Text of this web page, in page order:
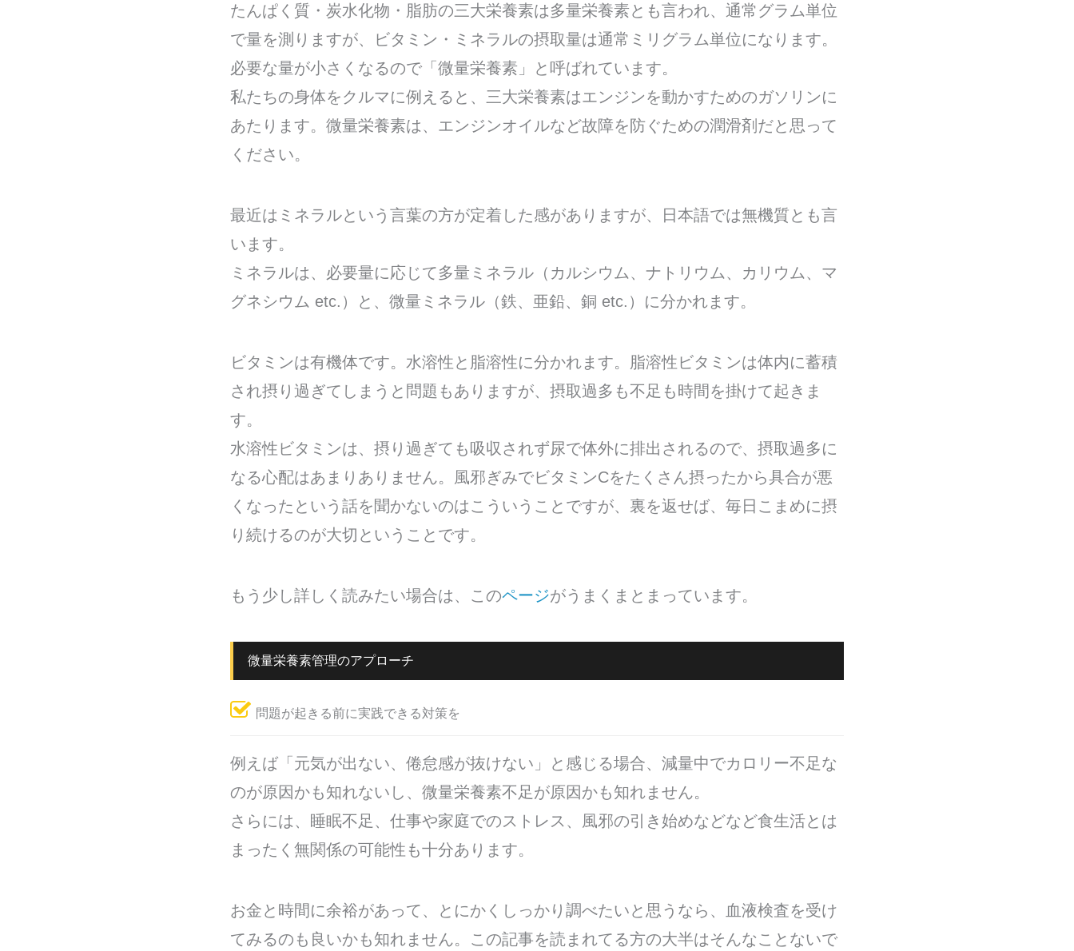
たんぱく質・炭水化物・脂肪の三大栄養素は多量栄養素とも言われ、通常グラム単位
で量を測りますが、ビタミン・ミネラルの摂取量は通常ミリグラム単位になります。
必要な量が小さくなるので「微量栄養素」と呼ばれています。
私たちの身体をクルマに例えると、三大栄養素はエンジンを動かすためのガソリンに
あたります。微量栄養素は、エンジンオイルなど故障を防ぐための潤滑剤だと思って
ください。
最近はミネラルという言葉の方が定着した感がありますが、日本語では無機質とも言
います。
ミネラルは、必要量に応じて多量ミネラル（カルシウム、ナトリウム、カリウム、マ
グネシウム etc.）と、微量ミネラル（鉄、亜鉛、銅 etc.）に分かれます。
ビタミンは有機体です。水溶性と脂溶性に分かれます。脂溶性ビタミンは体内に蓄積
され摂り過ぎてしまうと問題もありますが、摂取過多も不足も時間を掛けて起きま
す。
水溶性ビタミンは、摂り過ぎても吸収されず尿で体外に排出されるので、摂取過多に
なる心配はあまりありません。風邪ぎみでビタミンCをたくさん摂ったから具合が悪
くなったという話を聞かないのはこういうことですが、裏を返せば、毎日こまめに摂
り続けるのが大切ということです。
もう少し詳しく読みたい場合は、このページがうまくまとまっています。
微量栄養素管理のアプローチ
問題が起きる前に実践できる対策を
例えば「元気が出ない、倦怠感が抜けない」と感じる場合、減量中でカロリー不足な
のが原因かも知れないし、微量栄養素不足が原因かも知れません。
さらには、睡眠不足、仕事や家庭でのストレス、風邪の引き始めなどなど食生活とは
まったく無関係の可能性も十分あります。
お金と時間に余裕があって、とにかくしっかり調べたいと思うなら、血液検査を受け
てみるのも良いかも知れません。この記事を読まれてる方の大半はそんなことないで